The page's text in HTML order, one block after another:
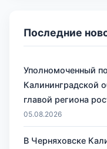
Последние
Уполномоченный
Калининградской
главой региона
05.08.2026
В Черняховске